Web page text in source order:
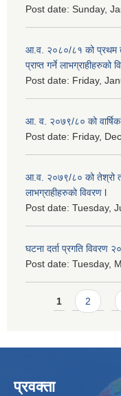
Post date: Sunday,
आ.व. २०८०/८१ को प्रथम
प्राप्त गर्ने लाभग्राहीहरुको
Post date: Friday,
आ. व. २०७९/८० को
Post date: Friday,
आ.व. २०७९/८० को तेश्रो
लाभग्राहीहरुको विवरण l
Post date: Tuesday,
घटना दर्ता प्रगति विवरण
Post date: Tuesday,
Pages
1 2
प्रवक्ता